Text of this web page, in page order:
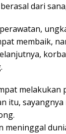
dari
membaik,
itu,
meninggal